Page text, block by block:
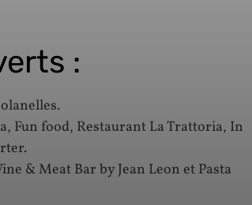
:
Fun food, Restaurant La Trattoria, In
& Meat Bar by Jean Leon et Pasta